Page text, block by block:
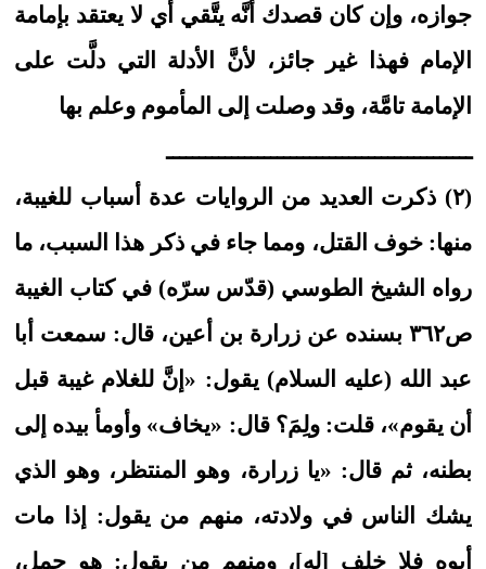
جوازه، وإن كان قصدك أنَّه يتَّقي أي لا يعتقد بإمامة
الإمام فهذا غير جائز، لأنَّ الأدلة التي دلَّت على
الإمامة تامَّة، وقد وصلت إلى المأموم وعلم بها
ـــــــــــــــــــــــــــــــــــــــــــــــ
(٢) ذكرت العديد من الروايات عدة أسباب للغيبة،
منها: خوف القتل، ومما جاء في ذكر هذا السبب، ما
رواه الشيخ الطوسي (قدّس سرّه) في كتاب الغيبة
ص٣٦٢ بسنده عن زرارة بن أعين، قال: سمعت أبا
عبد الله (عليه السلام) يقول: «إنَّ للغلام غيبة قبل
أن يقوم»، قلت: ولِمَ؟ قال: «يخاف» وأومأ بيده إلى
بطنه، ثم قال: «يا زرارة، وهو المنتظر، وهو الذي
يشك الناس في ولادته، منهم من يقول: إذا مات
أبوه فلا خلف [له]، ومنهم من يقول: هو حمل،